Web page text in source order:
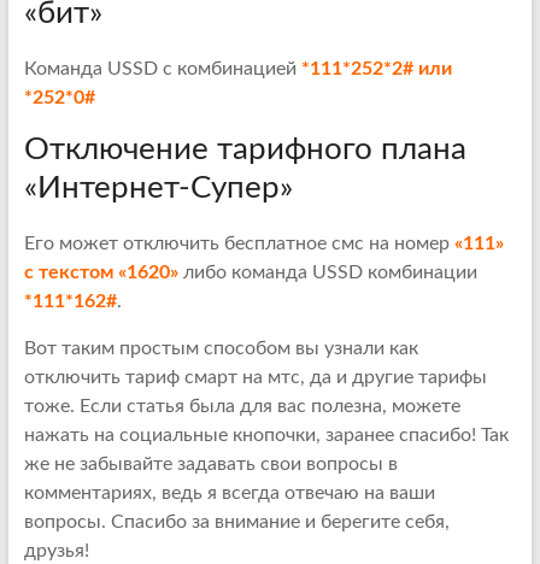
«бит»
Команда USSD с комбинацией *111*252*2# или
*252*0#
Отключение тарифного плана
«Интернет-Супер»
Его может отключить бесплатное смс на номер «111»
с текстом «1620»либо команда USSD комбинации
*111*162#.
Вот таким простым способом вы узнали как
отключить тариф смарт на мтс, да и другие тарифы
тоже. Если статья была для вас полезна, можете
нажать на социальные кнопочки, заранее спасибо! Так
же не забывайте задавать свои вопросы в
комментариях, ведь я всегда отвечаю на ваши
вопросы. Спасибо за внимание и берегите себя,
друзья!